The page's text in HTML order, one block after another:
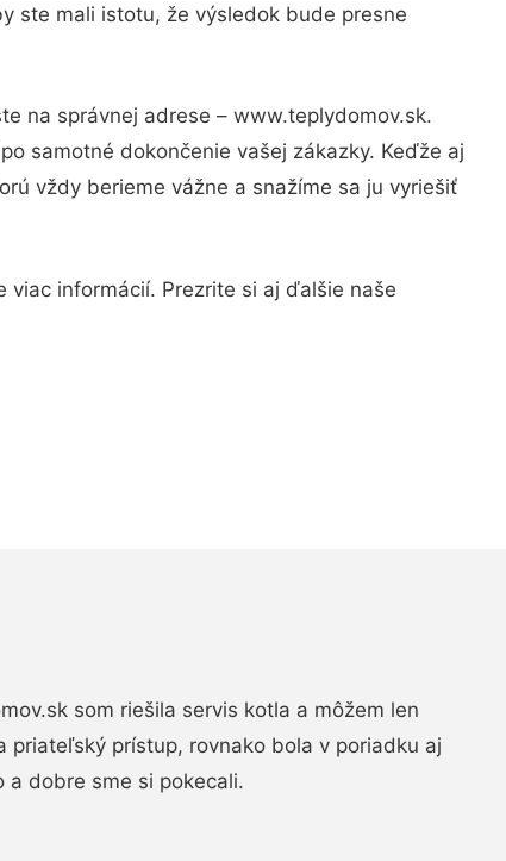
ste mali istotu, že výsledok bude presne
na správnej adrese – www.teplydomov.sk.
samotné dokončenie vašej zákazky. Keďže aj
vždy berieme vážne a snažíme sa ju vyriešiť
informácií. Prezrite si aj ďalšie naše
som riešila servis kotla a môžem len
priateľský prístup, rovnako bola v poriadku aj
a dobre sme si pokecali.